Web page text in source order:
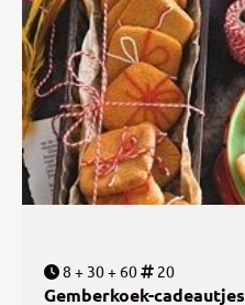
8 + 30 + 60 20
Gemberkoek-cadeautjes